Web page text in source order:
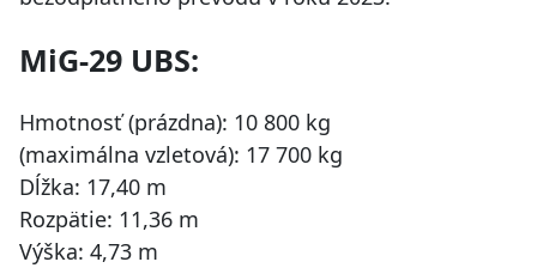
MiG-29 UBS:
Hmotnosť (prázdna): 10 800 kg
(maximálna vzletová): 17 700 kg
Dĺžka: 17,40 m
Rozpätie: 11,36 m
Výška: 4,73 m